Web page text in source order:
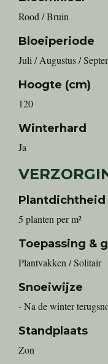
Rood / Bruin
Bloeiperiode
Juli / Augustus /
Hoogte (cm)
120
Winterhard
Ja
Plantdichtheid
5 planten per m²
Toepassing &
Plantvakken / Solitair
Snoeiwijze
- Na de winter
Standplaats
Zon